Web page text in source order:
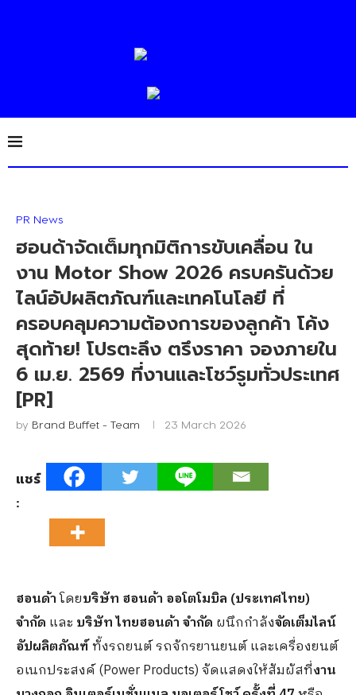
PR News
ฮอนด้าจัดเต็มทุกมิติการขับเคลื่อน ใน
งาน Motor Show 2026 ครบครันด้วย
ไลน์อัปผลิตภัณฑ์และเทคโนโลยี ที่
ครอบคลุมความต้องการของลูกค้า โค้ง
สุดท้าย! โปรตะลึง ตรึงราคา จองภายใน
6 เม.ย. 2569 ที่งานและโชว์รูมทั่วประเทศ
[PR]
by Brand Buffet - Team 23 March 2026
แชร์
:
ฮอนด้าโดยบริษัท ฮอนด้า ออโตโมบิล (ประเทศไทย)
จำกัด และ บริษัท ไทยฮอนด้า จำกัด ผนึกกำลังจัดเต็มไลน์
อัปผลิตภัณฑ์ทั้งรถยนต์ รถจักรยานยนต์ และเครื่องยนต์
อเนกประสงค์ (Power Products) จัดแสดงให้สัมผัสที่งาน